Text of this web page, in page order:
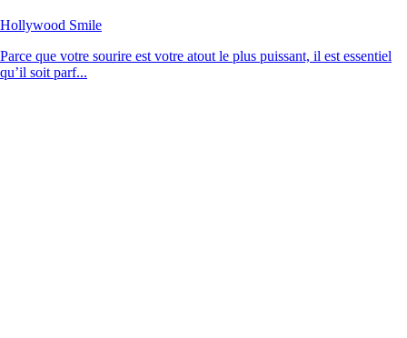
Hollywood Smile
Parce que votre sourire est votre atout le plus puissant, il est essentiel
qu’il soit parf...